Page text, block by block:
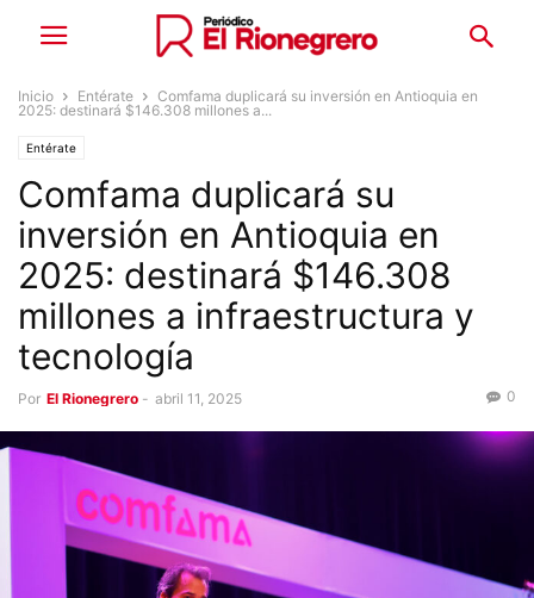
Inicio Entérate
Comfama duplicará su inversión en Antioquia en
2025: destinará $146.308 millones a...
Entérate
Comfama duplicará su
inversión en Antioquia en
2025: destinará $146.308
millones a infraestructura y
tecnología
Por El Rionegrero - abril 11, 2025 0